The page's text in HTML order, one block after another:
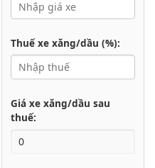
Thuế xe xăng/dầu (%):
Giá xe xăng/dầu sau
thuế: